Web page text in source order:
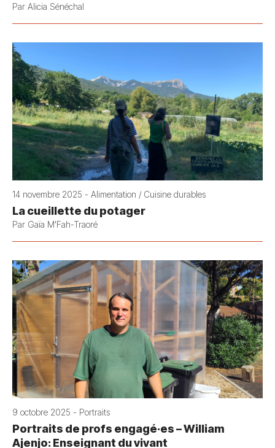
Par Alicia Sénéchal
14 novembre 2025 - Alimentation / Cuisine durables
La cueillette du potager
Par Gaïa M'Fah-Traoré
9 octobre 2025 - Portraits
Portraits de profs engagé·es – William
Ajenjo: Enseignant du vivant